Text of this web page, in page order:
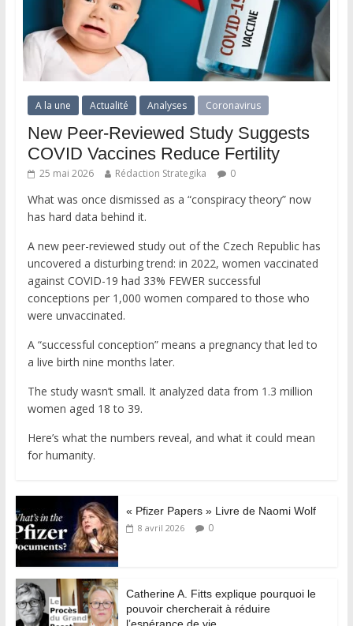
A la une Actualité Analyses Coronavirus
New Peer-Reviewed Study Suggests
COVID Vaccines Reduce Fertility
25 mai 2026 Rédaction Strategika 0
What was once dismissed as a “conspiracy theory” now
has hard data behind it.
A new peer-reviewed study out of the Czech Republic has
uncovered a disturbing trend: in 2022, women vaccinated
against COVID-19 had 33% FEWER successful
conceptions per 1,000 women compared to those who
were unvaccinated.
A “successful conception” means a pregnancy that led to
a live birth nine months later.
The study wasn’t small. It analyzed data from 1.3 million
women aged 18 to 39.
Here’s what the numbers reveal, and what it could mean
for humanity.
« Pfizer Papers » Livre de Naomi Wolf
8 avril 2026 0
Catherine A. Fitts explique pourquoi le
pouvoir chercherait à réduire